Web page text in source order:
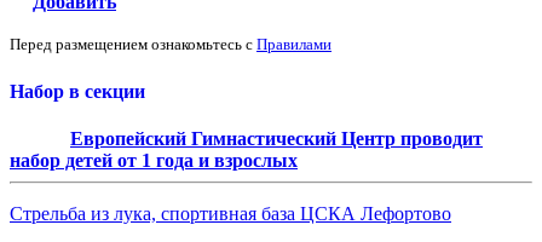
Перед размещением ознакомьтесь с Правилами
Набор в секции
Европейский Гимнастический Центр проводит
набор детей от 1 года и взрослых
Стрельба из лука, спортивная база ЦСКА Лефортово